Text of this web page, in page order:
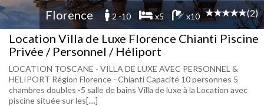
Florence 2 -10 x5 x10 (2)
Location Villa de Luxe Florence Chianti Piscine
Privée / Personnel / Héliport
LOCATION TOSCANE - VILLA DE LUXE AVEC PERSONNEL &
HELIPORT Région Florence - Chianti Capacité 10 personnes 5
chambres doubles -5 salle de bains Villa de luxe à la Location avec
piscine située sur les[....]